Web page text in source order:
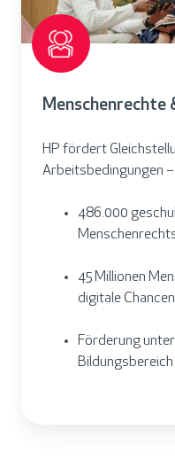
Menschenrechte
HP fördert
Arbeitsbedingungen
486.000
45 Millionen
digitale
Förderung